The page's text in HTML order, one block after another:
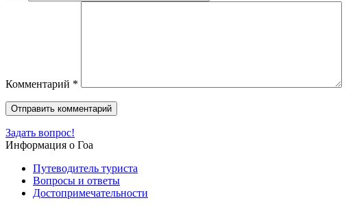
Комментарий *
Задать вопрос!
Информация о Гоа
Путеводитель туриста
Вопросы и ответы
Достопримечательности